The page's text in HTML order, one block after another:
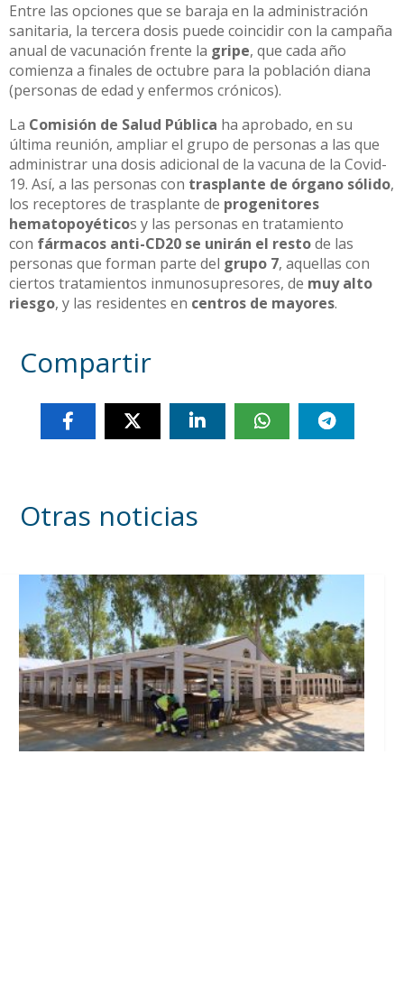
Entre las opciones que se baraja en la administración
sanitaria, la tercera dosis puede coincidir con la campaña
anual de vacunación frente la gripe, que cada año
comienza a finales de octubre para la población diana
(personas de edad y enfermos crónicos).
La Comisión de Salud Pública ha aprobado, en su
última reunión, ampliar el grupo de personas a las que
administrar una dosis adicional de la vacuna de la Covid-
19. Así, a las personas con trasplante de órgano sólido,
los receptores de trasplante de progenitores
hematopoyéticos y las personas en tratamiento
con fármacos anti-CD20 se unirán el restode las
personas que forman parte del grupo 7, aquellas con
ciertos tratamientos inmunosupresores, de muy alto
riesgo, y las residentes en centros de mayores.
Compartir
Otras noticias